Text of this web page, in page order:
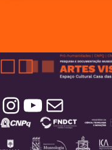
Instagram YouTube Contatos